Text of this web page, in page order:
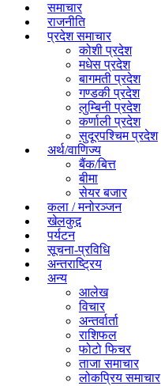
समाचार
राजनीति
प्रदेश समाचार
कोशी प्रदेश
मधेस प्रदेश
बागमती प्रदेश
गण्डकी प्रदेश
लुम्बिनी प्रदेश
कर्णाली प्रदेश
सुदूरपश्चिम प्रदेश
अर्थ/वाणिज्य
बैंक/बित्त
बीमा
सेयर बजार
कला / मनोरञ्जन
खेलकुद़़
पर्यटन
सूचना-प्रविधि
अन्तराष्ट्रिय
अन्य
आलेख
विचार
अन्तर्वार्ता
राशिफल
फोटो फिचर
ताजा समाचार
लोकप्रिय समाचार